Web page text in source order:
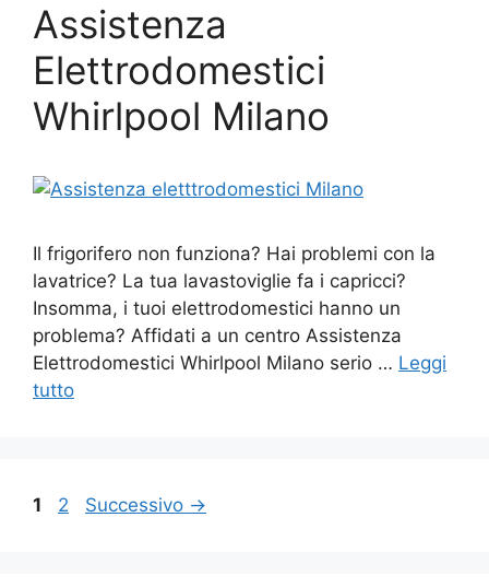
Assistenza
Elettrodomestici
Whirlpool Milano
Il frigorifero non funziona? Hai problemi con la
lavatrice? La tua lavastoviglie fa i capricci?
Insomma, i tuoi elettrodomestici hanno un
problema? Affidati a un centro Assistenza
Elettrodomestici Whirlpool Milano serio … Leggi
tutto
Pagina
1 Pagina
2 Successivo →